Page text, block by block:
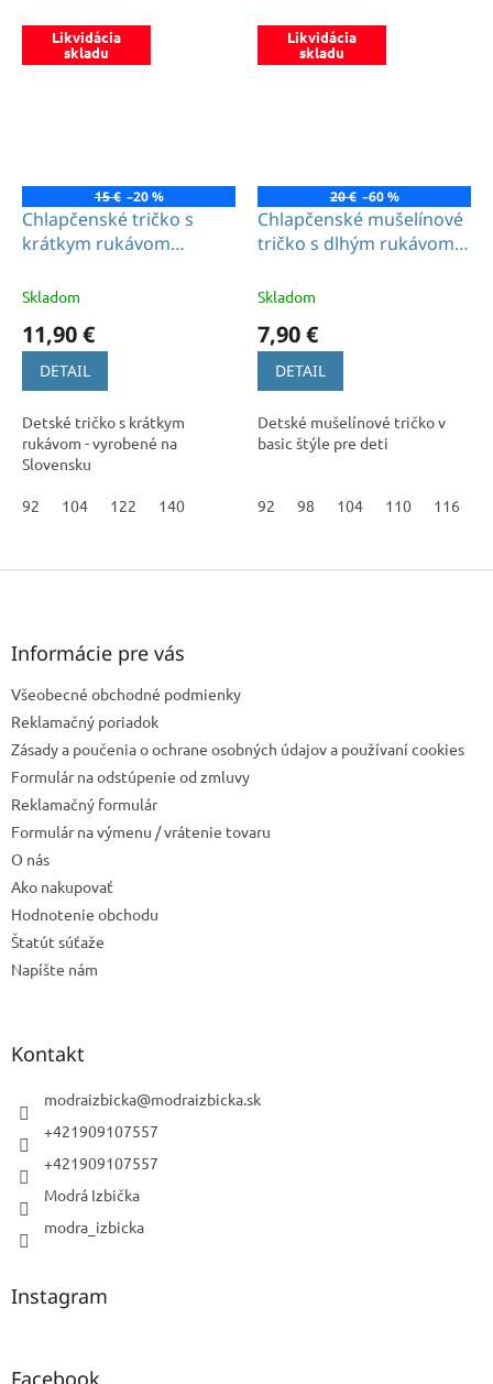
Likvidácia
skladu
15 € –20 %
Chlapčenské tričko s
krátkym rukávom
Skladom
11,90 €
DETAIL
Detské tričko s krátkym
rukávom - vyrobené na
Slovensku
92 104 122 140
Likvidácia
skladu
20 € –60 %
Chlapčenské mušelínové
tričko s dlhým rukávom
Skladom
7,90 €
DETAIL
Detské mušelínové tričko v
basic štýle pre deti
92 98 104 110 116
Z
Informácie pre vás
Všeobecné obchodné podmienky
Reklamačný poriadok
Zásady a poučenia o ochrane osobných údajov a používaní cookies
Formulár na odstúpenie od zmluvy
Reklamačný formulár
Formulár na výmenu / vrátenie tovaru
O nás
Ako nakupovať
Hodnotenie obchodu
Štatút súťaže
Napíšte nám
Kontakt
modraizbicka@modraizbicka.sk
+421909107557
+421909107557
Modrá Izbička
modra_izbicka
Instagram